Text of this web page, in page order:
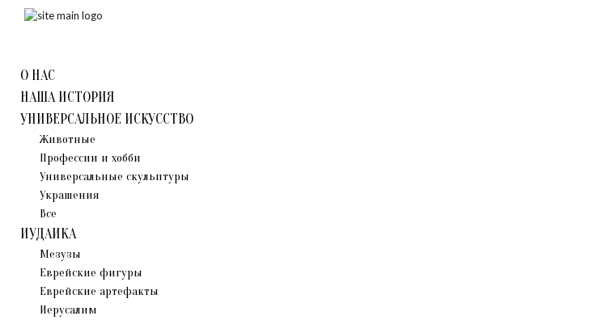
О НАС
НАША ИСТОРИЯ
УНИВЕРСАЛЬНОЕ ИСКУССТВО
Животные
Профессии и хобби
Универсальные скульптуры
Украшения
Все
ИУДАИКА
Мезузы
Eврейские фигуры
Еврейские артефакты
Иерусалим